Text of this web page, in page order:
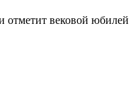
отметит вековой юбилей